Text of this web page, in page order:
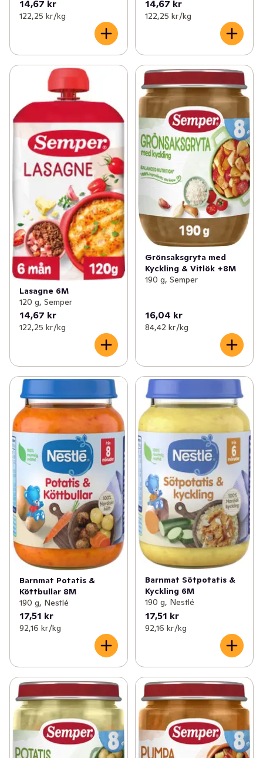
14,67 kr
122,25 kr /kg
14,67 kr
122,25 kr /kg
Lasagne 6M
120 g, Semper
14,67 kr
122,25 kr /kg
Grönsaksgryta med
Kyckling & Vitlök +8M
190 g, Semper
16,04 kr
84,42 kr /kg
Barnmat Potatis &
Köttbullar 8M
190 g, Nestlé
17,51 kr
92,16 kr /kg
Barnmat Sötpotatis &
Kyckling 6M
190 g, Nestlé
17,51 kr
92,16 kr /kg